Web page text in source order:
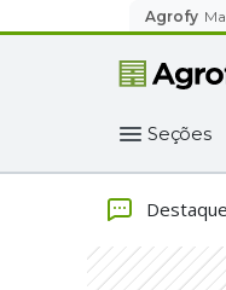
Agrofy
Seções